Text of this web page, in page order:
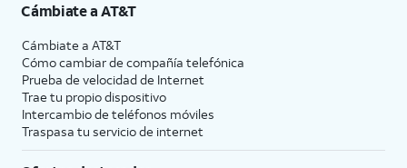
Cámbiate aAT&T
Cámbiate a AT&T
Cómo cambiar de compañía telefónica
Prueba de velocidad de Internet
Trae tu propio dispositivo
Intercambio de teléfonos móviles
Traspasa tu servicio de internet